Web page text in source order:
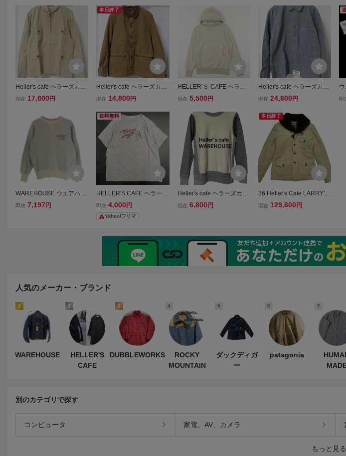
Heller's cafe ヘラーズカフ
ェ / WAREHOUSE ウエア
ジャケット 38
現在 17,800 円
本日終了
Heller's cafe ヘラーズカフ
ェ / WAREHOUSE ウエア
ield Jacket フィールド ジ
ャケット 36
現在 14,800 円
HELLER’Ｓ CAFE ヘラー
ズカフェ スウェット パー
EHOUSE ウエアハウス ア
メカジ 無地 ドラポケ
現在 5,500 円
Heller's cafe ヘラーズカフ
ェ / WAREHOUSE ウエア
ーオール ジャケット 42
現在 24,800 円
e即
WAREHOUSE ウエアハウ
ス HELLER'S CAFE ヘラ
即決 7,197円
送料無料
HELLER'S CAFE ヘラーズ
カフェ WAREHOUSE ウエ
シャツ 40
即決 4,000円
Yahoo!フリマ
Heller's cafe ヘラーズカフ
ェ WAREHOUSE ウエアハ
現在 6,800円
本日終了
36 Heller's Cafe LARRY'S
COLLECTION ヘラーズカ
現在 129,800円
人気のメーカー・ブランド
1
WAREHOUSE
2
HELLER'S
CAFE
3
DUBBLEWORKS
4
ROCKY
MOUNTAIN
5
ダックディガ
ー
6
patagonia
7
別のカテゴリで探す
コンピュータ 家電、AV、カメラ
もっと見る